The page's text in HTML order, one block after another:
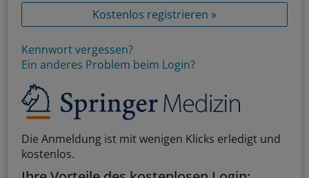
Kostenlos registrieren »
Kennwort vergessen?
Ein anderes Problem beim Login?
Die Anmeldung ist mit wenigen Klicks erledigt und
kostenlos.